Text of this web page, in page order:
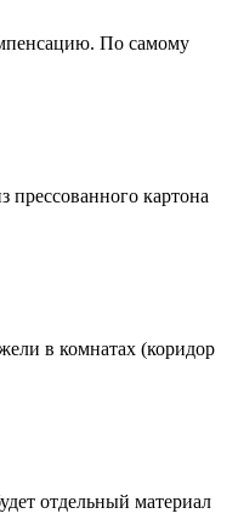
По самому
картона
в комнатах (коридор
отдельный материал